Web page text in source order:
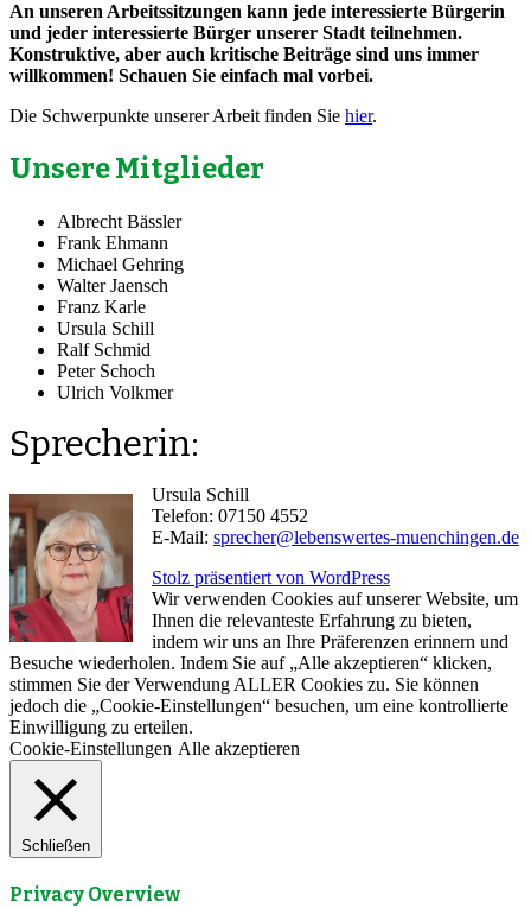
An unseren Arbeitssitzungen kann jede interessierte Bürgerin
und jeder interessierte Bürger unserer Stadt teilnehmen.
Konstruktive, aber auch kritische Beiträge sind uns immer
willkommen! Schauen Sie einfach mal vorbei.
Die Schwerpunkte unserer Arbeit finden Sie hier.
Unsere Mitglieder
Albrecht Bässler
Frank Ehmann
Michael Gehring
Walter Jaensch
Franz Karle
Ursula Schill
Ralf Schmid
Peter Schoch
Ulrich Volkmer
Sprecherin:
Ursula Schill
Telefon: 07150 4552
E-Mail: sprecher@lebenswertes-muenchingen.de
Stolz präsentiert von WordPress
Wir verwenden Cookies auf unserer Website, um
Ihnen die relevanteste Erfahrung zu bieten,
indem wir uns an Ihre Präferenzen erinnern und
Besuche wiederholen. Indem Sie auf „Alle akzeptieren“ klicken,
stimmen Sie der Verwendung ALLER Cookies zu. Sie können
jedoch die „Cookie-Einstellungen“ besuchen, um eine kontrollierte
Einwilligung zu erteilen.
Cookie-Einstellungen Alle akzeptieren
Schließen
Privacy Overview